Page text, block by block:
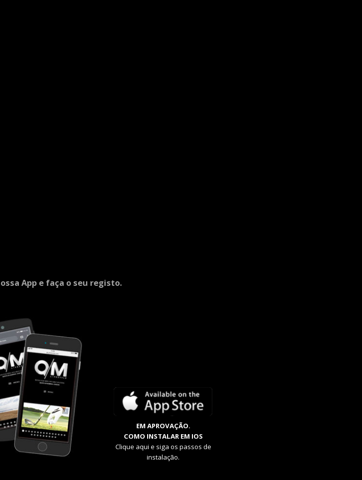
App e faça o seu registo.
EM APROVAÇÃO.
COMO INSTALAR EM IOS
Clique aqui e siga os passos de
instalação.